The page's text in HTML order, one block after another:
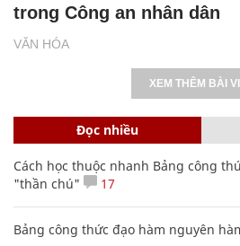
VĂN HÓA
trong Công an nhân dân
XEM THÊM BÀI
Đọc nhiều
Cách học thuộc nhanh Bảng công
"thần chú"
17
Bảng công thức đạo hàm nguyên